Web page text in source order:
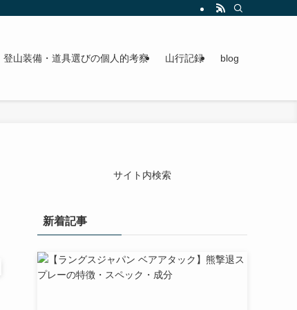
選びの参考になれば幸いです。
登山装備・道具選びの個人的考察 山行記録 blog
サイト内検索
新着記事